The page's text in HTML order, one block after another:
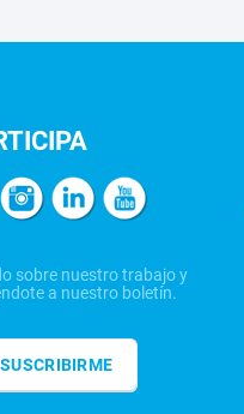
sobre nuestro trabajo y
a nuestro boletín.